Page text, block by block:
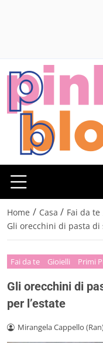
Home / Casa / Fai da te
Gli orecchini di pasta di
Fai da te Gioielli Primi
Gli orecchini di
per l’estate
Mirangela Cappello